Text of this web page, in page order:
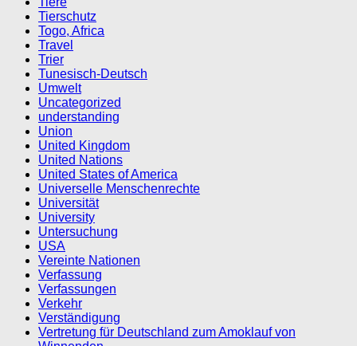
Tierschutz
Togo, Africa
Travel
Trier
Tunesisch-Deutsch
Umwelt
Uncategorized
understanding
Union
United Kingdom
United Nations
United States of America
Universelle Menschenrechte
Universität
University
Untersuchung
USA
Vereinte Nationen
Verfassung
Verfassungen
Verkehr
Verständigung
Vertretung für Deutschland zum Amoklauf von